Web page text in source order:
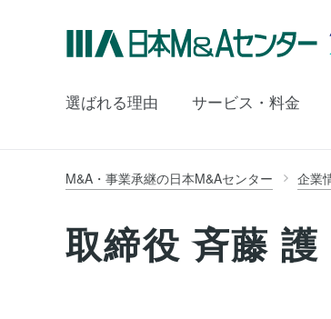
選ばれる理由 サービス・料金
M&A・事業承継の日本M&Aセンター 企業
取締役 斉藤